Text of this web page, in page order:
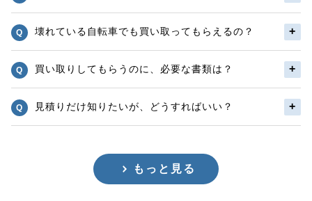
壊れている自転車でも買い取ってもらえるの？
買い取りしてもらうのに、必要な書類は？
見積りだけ知りたいが、どうすればいい？
もっと見る